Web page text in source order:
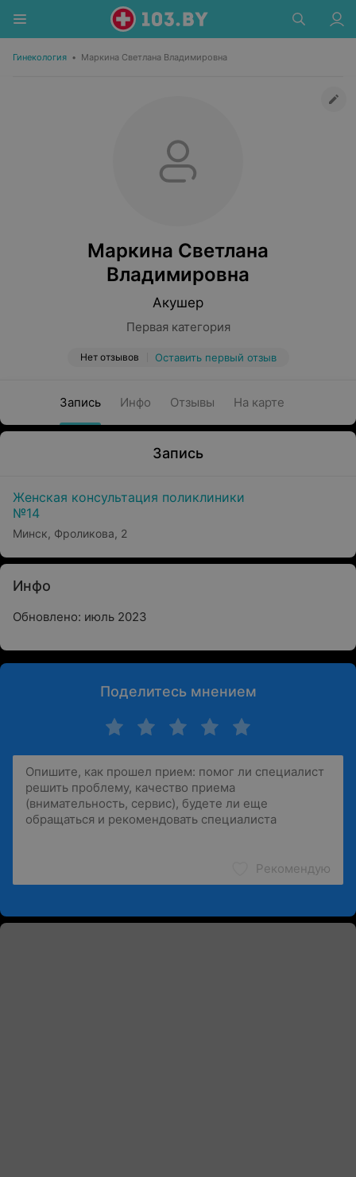
Гинекология • Маркина Светлана Владимировна
Маркина Светлана
Владимировна
Акушер
Первая категория
Нет отзывов Оставить первый отзыв
Запись Инфо Отзывы На карте
Запись
Женская консультация поликлиники
№14
Минск, Фроликова, 2
Инфо
Обновлено: июль 2023
Поделитесь мнением
Рекомендую